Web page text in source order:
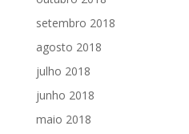
setembro 2018
agosto 2018
julho 2018
junho 2018
maio 2018